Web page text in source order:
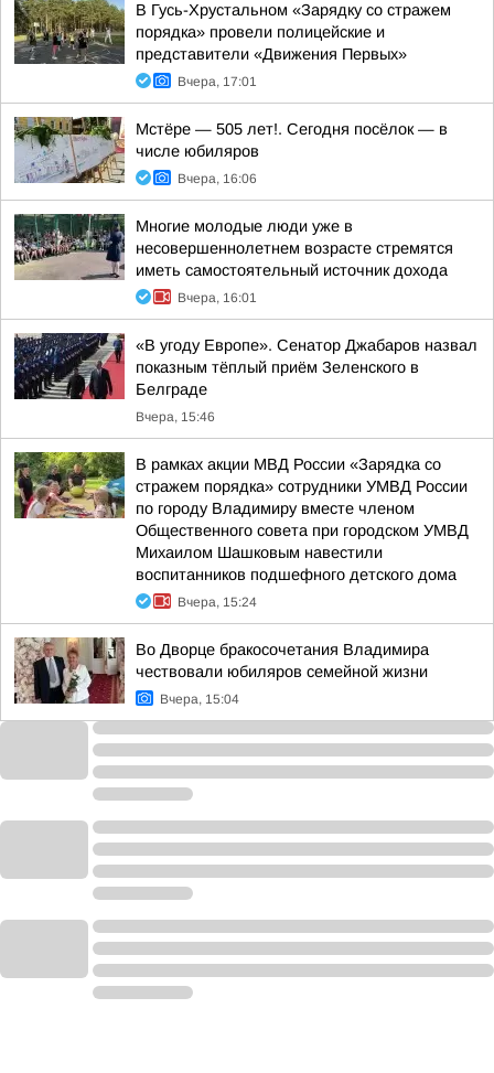
В Гусь-Хрустальном «Зарядку со стражем
порядка» провели полицейские и
представители «Движения Первых»
Вчера, 17:01
Мстёре — 505 лет!. Сегодня посёлок — в
числе юбиляров
Вчера, 16:06
Многие молодые люди уже в
несовершеннолетнем возрасте стремятся
иметь самостоятельный источник дохода
Вчера, 16:01
«В угоду Европе». Сенатор Джабаров назвал
показным тёплый приём Зеленского в
Белграде
Вчера, 15:46
В рамках акции МВД России «Зарядка со
стражем порядка» сотрудники УМВД России
по городу Владимиру вместе членом
Общественного совета при городском УМВД
Михаилом Шашковым навестили
воспитанников подшефного детского дома
Вчера, 15:24
Во Дворце бракосочетания Владимира
чествовали юбиляров семейной жизни
Вчера, 15:04